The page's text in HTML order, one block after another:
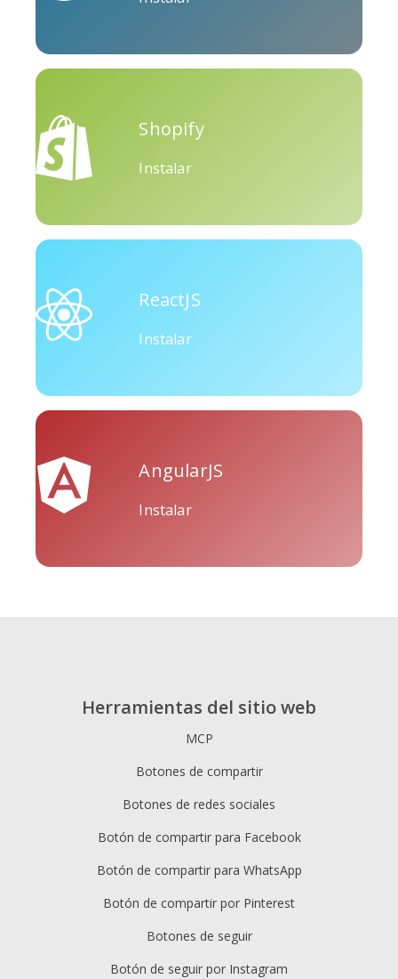
Houzz Threads
Tripadvisor
Shopify
Instalar
ReactJS
Instalar
AngularJS
Instalar
Herramientas del sitio web
MCP
Botones de compartir
Botones de redes sociales
Botón de compartir para Facebook
Botón de compartir para WhatsApp
Botón de compartir por Pinterest
Botones de seguir
Botón de seguir por Instagram